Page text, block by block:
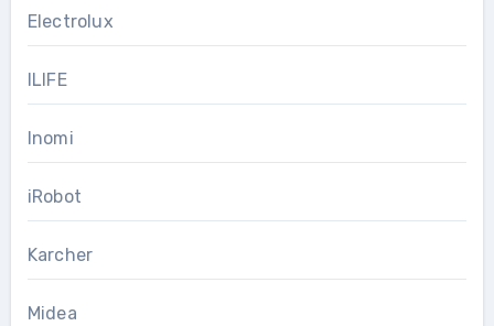
Electrolux
ILIFE
Inomi
iRobot
Karcher
Midea